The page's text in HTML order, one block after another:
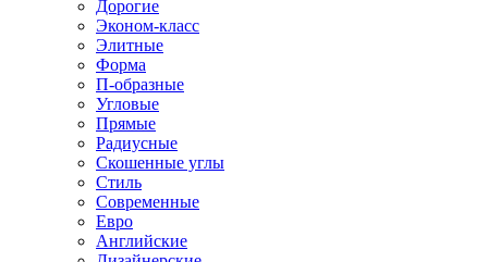
Дорогие
Эконом-класс
Элитные
Форма
П-образные
Угловые
Прямые
Радиусные
Скошенные углы
Стиль
Современные
Евро
Английские